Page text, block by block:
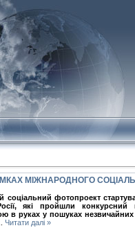
МІЖНАРОДНОГО
соціальний фотопроект
які пройшли
в руках у пошуках незвичайних
Читати далі »